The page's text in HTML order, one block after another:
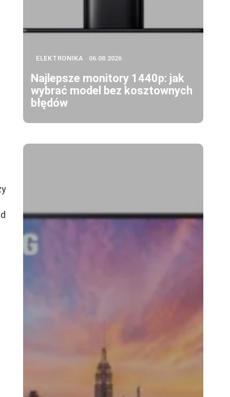
ELEKTRONIKA 06.08.2026
Najlepsze monitory 1440p: jak
wybrać model bez kosztownych
błędów